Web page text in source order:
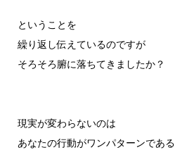
ということを
繰り返し伝えているのですが
そろそろ腑に落ちてきましたか？
現実が変わらないのは
あなたの行動がワンパターンである